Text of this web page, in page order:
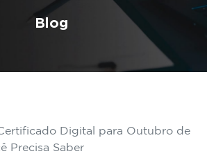
Blog
Digital para Outubro de
Precisa Saber